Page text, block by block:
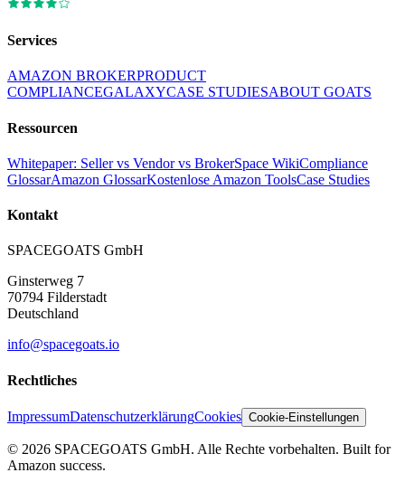
Services
AMAZON BROKERPRODUCT
COMPLIANCEGALAXYCASE STUDIESABOUT GOATS
Ressourcen
Whitepaper: Seller vs Vendor vs BrokerSpace WikiCompliance
GlossarAmazon GlossarKostenlose Amazon ToolsCase Studies
Kontakt
SPACEGOATS GmbH
Ginsterweg 7
70794 Filderstadt
Deutschland
info@spacegoats.io
Rechtliches
ImpressumDatenschutzerklärungCookies Cookie-Einstellungen
© 2026 SPACEGOATS GmbH. Alle Rechte vorbehalten. Built for
Amazon success.